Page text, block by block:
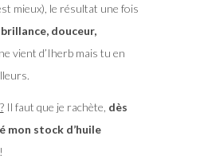
mieux), le résultat une fois
brillance, douceur,
vient d’Iherb mais tu en
Il faut que je rachète, dès
mon stock d’huile